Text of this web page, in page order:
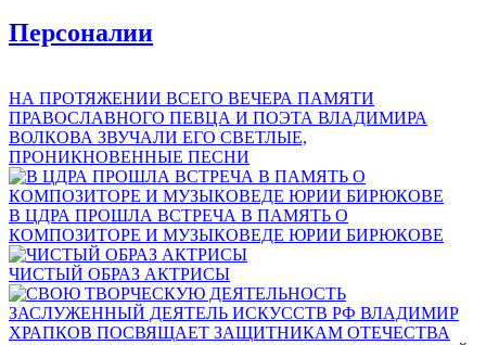
Персоналии
НА ПРОТЯЖЕНИИ ВСЕГО ВЕЧЕРА ПАМЯТИ
ПРАВОСЛАВНОГО ПЕВЦА И ПОЭТА ВЛАДИМИРА
ВОЛКОВА ЗВУЧАЛИ ЕГО СВЕТЛЫЕ,
ПРОНИКНОВЕННЫЕ ПЕСНИ
В ЦДРА ПРОШЛА ВСТРЕЧА В ПАМЯТЬ О
КОМПОЗИТОРЕ И МУЗЫКОВЕДЕ ЮРИИ БИРЮКОВЕ
ЧИСТЫЙ ОБРАЗ АКТРИСЫ